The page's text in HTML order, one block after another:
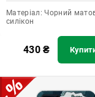
Матеріал: Чорний
силікон
430₴